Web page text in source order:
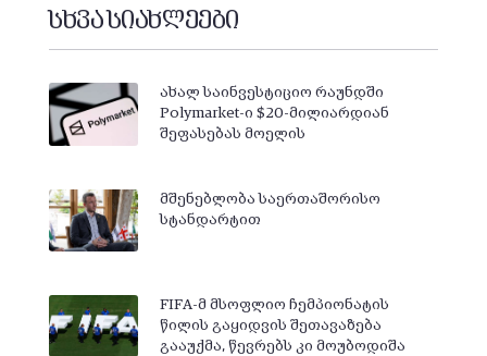
სხვა სიახლეები
ახალ საინვესტიციო რაუნდში
Polymarket-ი $20-მილიარდიან
შეფასებას მოელის
მშენებლობა საერთაშორისო
სტანდარტით
FIFA-მ მსოფლიო ჩემპიონატის
წილის გაყიდვის შეთავაზება
გააუქმა, წევრებს კი მოუბოდიშა